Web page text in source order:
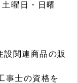
曜日・日曜
関連商品の販
事士の資格を